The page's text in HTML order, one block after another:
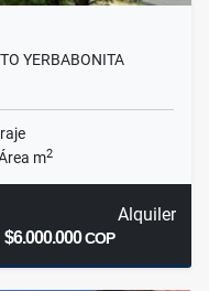
YERBABONITA
m2
Alquiler
$6.000.000COP